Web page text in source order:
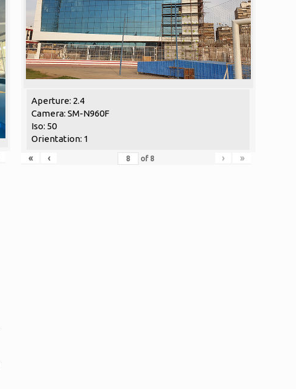
Aperture: 2.4
Camera: SM-N960F
Iso: 50
Orientation: 1
«
‹ of 8 › »